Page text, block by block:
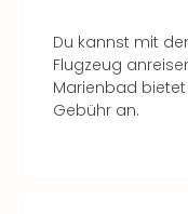
Du kannst mit
Flugzeug
Marienbad
Gebühr an.